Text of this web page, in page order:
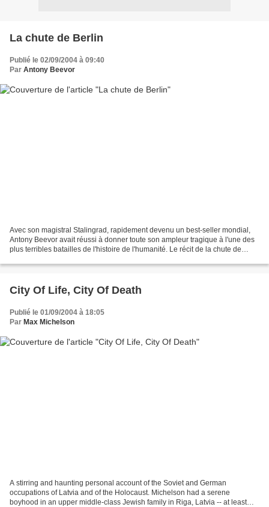
La chute de Berlin
Publié le 02/09/2004 à 09:40
Par Antony Beevor
Avec son magistral Stalingrad, rapidement devenu un best-seller mondial,
Antony Beevor avait réussi à donner toute son ampleur tragique à l'une des
plus terribles batailles de l'histoire de l'humanité. Le récit de la chute de
City Of Life, City Of Death
Publié le 01/09/2004 à 18:05
Par Max Michelson
A stirring and haunting personal account of the Soviet and German
occupations of Latvia and of the Holocaust. Michelson had a serene
boyhood in an upper middle-class Jewish family in Riga, Latvia -- at least